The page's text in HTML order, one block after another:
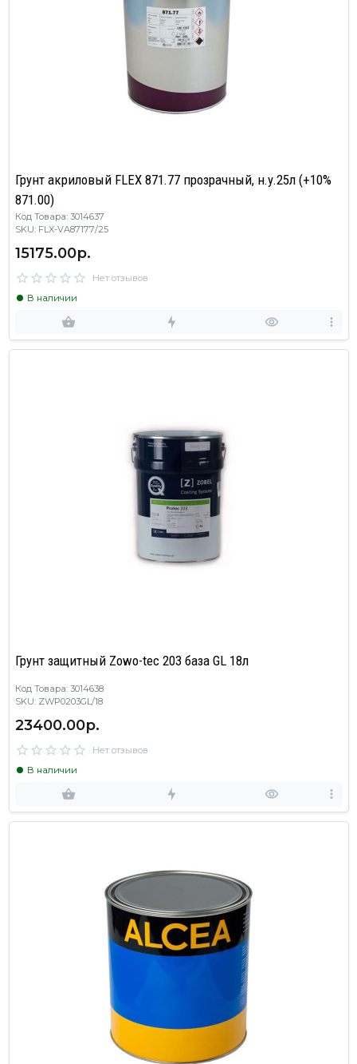
Грунт акриловый FLEX 871.77 прозрачный, н.у.25л (+10%
871.00)
Код Товара: 3014637
SKU: FLX-VA87177/25
15175.00р.
Нет отзывов
В наличии
Грунт защитный Zowo-tec 203 база GL 18л
Код Товара: 3014638
SKU: ZWP0203GL/18
23400.00р.
Нет отзывов
В наличии